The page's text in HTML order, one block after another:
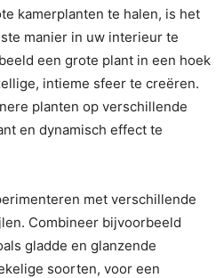
kamerplanten te halen, is het
manier in uw interieur te
een grote plant in een hoek
intieme sfeer te creëren.
planten op verschillende
en dynamisch effect te
met verschillende
Combineer bijvoorbeeld
gladde en glanzende
soorten, voor een